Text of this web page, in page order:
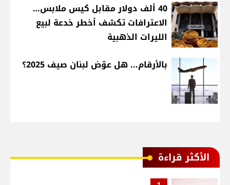
40 ألف دولار مقابل كيس ملابس…
الاعترافات تكشف أخطر خدعة لبيع
الليرات الذهبية
بالأرقام... هل عوّض لبنان صيف 2025؟
الأكثر قراءة